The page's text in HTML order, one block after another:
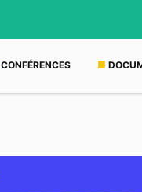
CONFÉRENCES